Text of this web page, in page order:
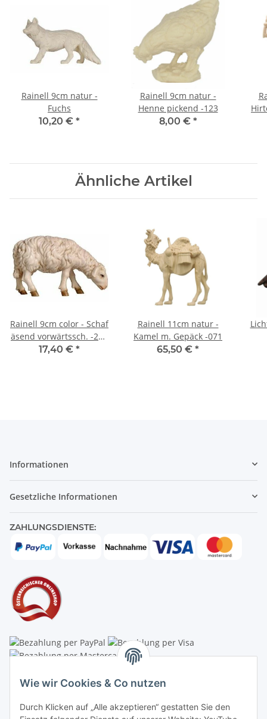
Wie wir Cookies & Co nutzen
Durch Klicken auf „Alle akzeptieren“ gestatten Sie den
Rainell 9cm natur -
Fuchs
10,20 € *
Rainell 9cm natur -
Henne pickend -123
8,00 € *
Ähnliche Artikel
Rainell 9cm color - Schaf
äsend vorwärtssch. -255
- AUSLAUFARTIKEL!
17,40 € *
Rainell 11cm natur -
Kamel m. Gepäck -071
65,50 € *
Informationen
Gesetzliche Informationen
ZAHLUNGSDIENSTE:
Linzer Krippenshop